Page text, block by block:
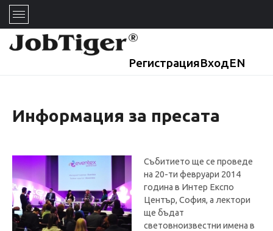
РегистрацияВходEN
Информация за пресата
Събитието ще се проведе
на 20-ти февруари 2014
година в Интер Експо
Център, София, а лектори
ще бъдат
световноизвестни имена в